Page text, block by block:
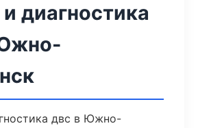
диагностика
двс в Южно-